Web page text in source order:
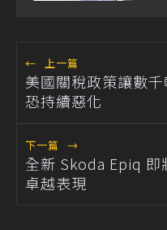
← 上一篇
美國關稅政策讓數
恐持續惡化
下一篇 →
全新 Skoda Epiq 即
卓越表現